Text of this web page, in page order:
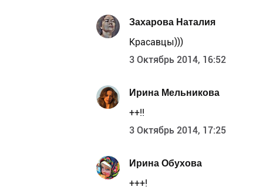
Захарова Наталия
Красавцы)))
3 Октябрь 2014, 16:52
Ирина Мельникова
++!!
3 Октябрь 2014, 17:25
Ирина Обухова
+++!